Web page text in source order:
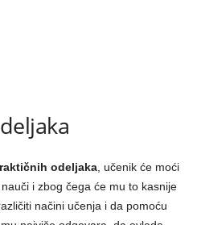
odeljaka , učenik će moći
i zbog čega će mu to kasnije
načini učenja i da pomoću